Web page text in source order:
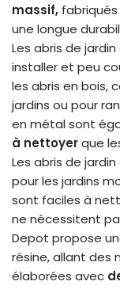
massif,
une longue
Les abris de jardin
installer et peu
les abris en bois,
jardins ou pour
en métal sont
à nettoyerque
Les abris de jardin
pour les jardins
sont faciles à
ne nécessitent
Depot propose
résine, allant des
élaborées avec